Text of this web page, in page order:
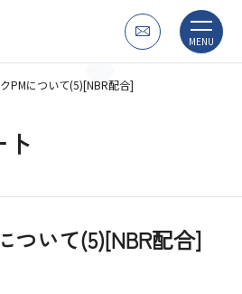
MENU
PMについて(5)[NBR配合]
ついて(5)[NBR配合]